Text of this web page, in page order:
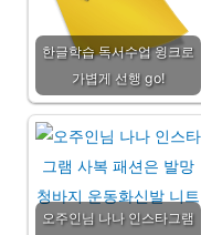
한글학습 독서수업 윙크로
가볍게 선행 go!
오주인님 나나 인스타그램